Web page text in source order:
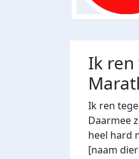
Ik ren
Ik ren
Daarmee
heel hard
[naam